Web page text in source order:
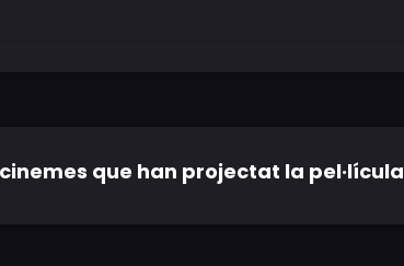
que han projectat la pel·lícula